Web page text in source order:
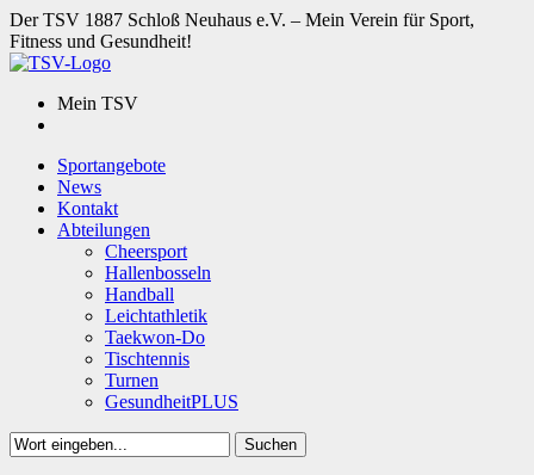
Der TSV 1887 Schloß Neuhaus e.V. – Mein Verein für Sport,
Fitness und Gesundheit!
Mein TSV
Sportangebote
News
Kontakt
Abteilungen
Cheersport
Hallenbosseln
Handball
Leichtathletik
Taekwon-Do
Tischtennis
Turnen
GesundheitPLUS
Suchen